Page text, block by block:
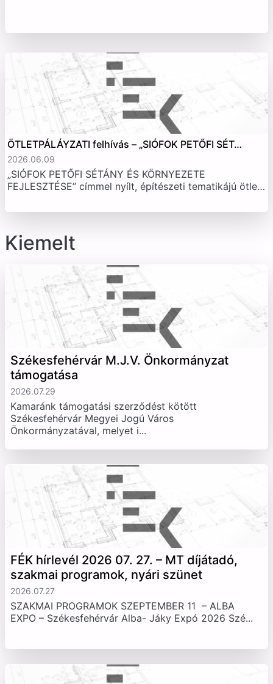
ÖTLETPÁLÁYZATI felhívás – „SIÓFOK PETŐFI SÉT…
2026.06.09
„SIÓFOK PETŐFI SÉTÁNY ÉS KÖRNYEZETE
FEJLESZTÉSE” címmel nyílt, építészeti tematikájú ötle…
Kiemelt
Székesfehérvár M.J.V. Önkormányzat
támogatása
2026.07.29
Kamaránk támogatási szerződést kötött
Székesfehérvár Megyei Jogú Város
Önkormányzatával, melyet i...
FÉK hírlevél 2026 07. 27. – MT díjátadó,
szakmai programok, nyári szünet
2026.07.27
SZAKMAI PROGRAMOK SZEPTEMBER 11 – ALBA
EXPO – Székesfehérvár Alba- Jáky Expó 2026 Szé...